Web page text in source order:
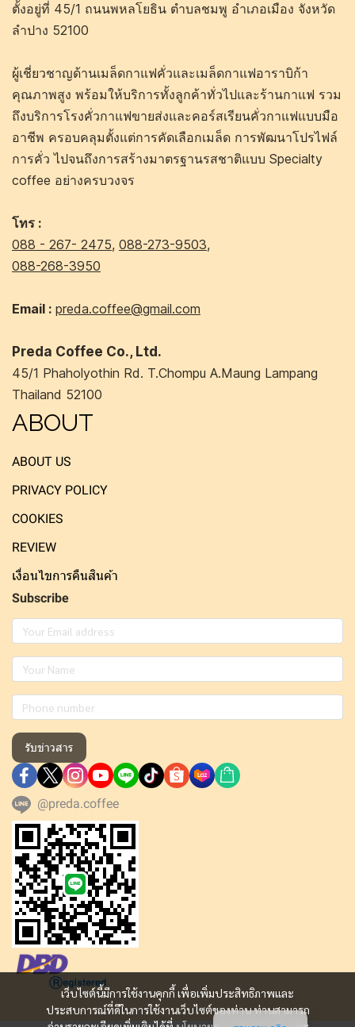
เว็บไซต์นี้มีการใช้งานคุกกี้ เพื่อเพิ่มประสิทธิภาพและ
ประสบการณ์ที่ดีในการใช้งานเว็บไซต์ของท่าน ท่านสามารถ
ตั้งอยู่ที่ 45/1 ถนนพหลโยธิน ตำบลชมพู อำเภอเมือง จังหวัด
ลำปาง 52100
ผู้เชี่ยวชาญด้านเมล็ดกาแฟคั่วและเมล็ดกาแฟอาราบิก้า
คุณภาพสูง พร้อมให้บริการทั้งลูกค้าทั่วไปและร้านกาแฟ รวม
ถึงบริการโรงคั่วกาแฟขายส่งและคอร์สเรียนคั่วกาแฟแบบมือ
อาชีพ ครอบคลุมตั้งแต่การคัดเลือกเมล็ด การพัฒนาโปรไฟล์
การคั่ว ไปจนถึงการสร้างมาตรฐานรสชาติแบบ Specialty
coffee อย่างครบวงจร
โทร :
088 - 267- 2475, 088-273-9503,
088-268-3950
Email : preda.coffee@gmail.com
Preda Coffee Co., Ltd.
45/1 Phaholyothin Rd. T.Chompu A.Maung Lampang
Thailand 52100
ABOUT
ABOUT US
PRIVACY POLICY
COOKIES
REVIEW
เงื่อนไขการคืนสินค้า
Subscribe
รับข่าวสาร
@preda.coffee